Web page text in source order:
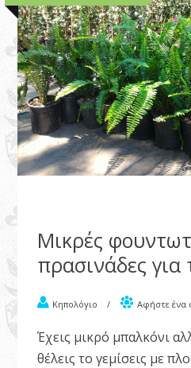
Μικρές
πρασινάδες για
Κηπολόγιο / Αφήστε ένα
Έχεις μικρό μπαλκόνι
θέλεις το γεμίσεις με